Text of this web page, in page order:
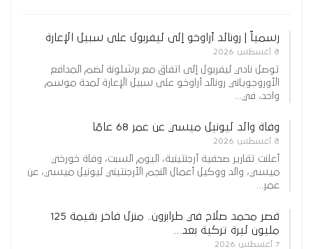
رسمياً | رونالد أراوخو إلى ليفربول على سبيل الإعارة
8 أغسطس 2026
توصل نادي ليفربول إلى اتفاق مع برشلونة لضم المدافع
الأوروجوياني رونالد أراوخو على سبيل الإعارة لمدة موسم
واحد، في…
وفاة والد ليونيل ميسي عن عمر 68 عامًا
8 أغسطس 2026
أعلنت تقارير صحفية أرجنتينية، اليوم السبت، وفاة خورخي
ميسي، والد ووكيل أعمال النجم الأرجنتيني ليونيل ميسي، عن
عمر…
قصر محمد صلاح في طرابزون.. منزل فاخر بقيمة 125
مليون ليرة تركية بعد…
7 أغسطس 2026